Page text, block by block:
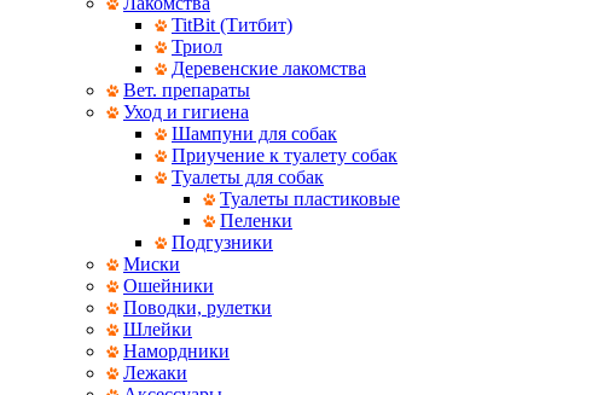
TitBit (Титбит)
Триол
Деревенские лакомства
Вет. препараты
Уход и гигиена
Шампуни для собак
Приучение к туалету собак
Туалеты для собак
Туалеты пластиковые
Пеленки
Подгузники
Миски
Ошейники
Поводки, рулетки
Шлейки
Намордники
Лежаки